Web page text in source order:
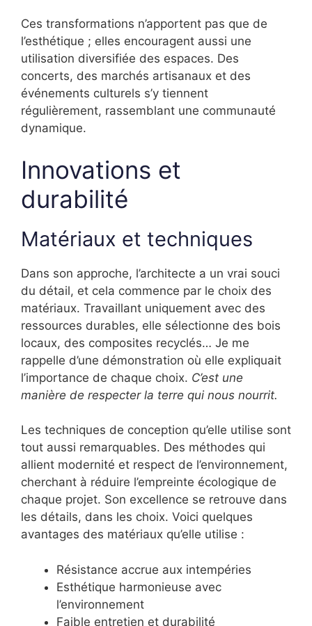
Ces transformations n’apportent pas que de
l’esthétique ; elles encouragent aussi une
utilisation diversifiée des espaces. Des
concerts, des marchés artisanaux et des
événements culturels s’y tiennent
régulièrement, rassemblant une communauté
dynamique.
Innovations et
durabilité
Matériaux et techniques
Dans son approche, l’architecte a un vrai souci
du détail, et cela commence par le choix des
matériaux. Travaillant uniquement avec des
ressources durables, elle sélectionne des bois
locaux, des composites recyclés… Je me
rappelle d’une démonstration où elle expliquait
l’importance de chaque choix. C’est une
manière de respecter la terre qui nous nourrit.
Les techniques de conception qu’elle utilise sont
tout aussi remarquables. Des méthodes qui
allient modernité et respect de l’environnement,
cherchant à réduire l’empreinte écologique de
chaque projet. Son excellence se retrouve dans
les détails, dans les choix. Voici quelques
avantages des matériaux qu’elle utilise :
Résistance accrue aux intempéries
Esthétique harmonieuse avec
l’environnement
Faible entretien et durabilité